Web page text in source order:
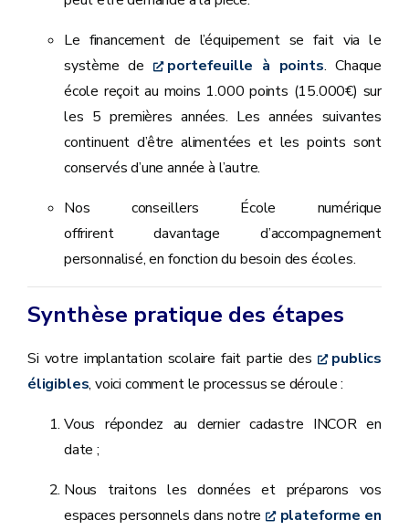
Le financement de l’équipement se fait via le
système de
portefeuille à points. Chaque
école reçoit au moins 1.000 points (15.000€) sur
les 5 premières années. Les années suivantes
continuent d’être alimentées et les points sont
conservés d’une année à l’autre.
Nos conseillers École numérique
offrirent davantage d’accompagnement
personnalisé, en fonction du besoin des écoles.
Synthèse pratique des étapes
Si votre implantation scolaire fait partie des
publics
éligibles, voici comment le processus se déroule :
Vous répondez au dernier cadastre INCOR en
date ;
Nous traitons les données et préparons vos
espaces personnels dans notre
plateforme en